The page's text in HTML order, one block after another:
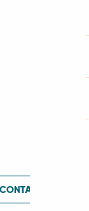
CONTACTEZ-NOUS